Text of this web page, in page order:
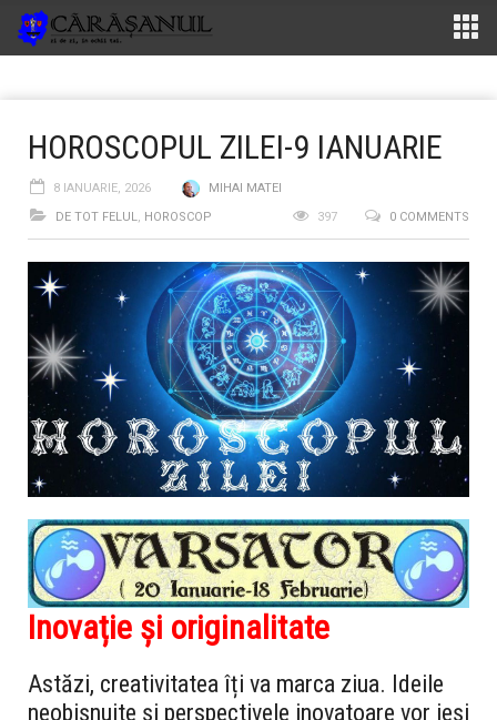
HOROSCOPUL ZILEI-9 IANUARIE
8 IANUARIE, 2026
MIHAI MATEI
DE TOT FELUL, HOROSCOP 0 COMMENTS
397
Inovație și originalitate
Astăzi, creativitatea îți va marca ziua. Ideile
neobișnuite și perspectivele inovatoare vor ieși